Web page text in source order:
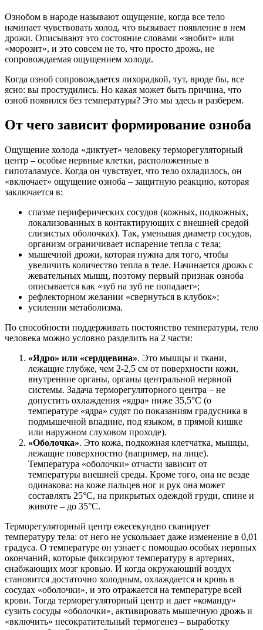
Ознобом в народе называют ощущение, когда все тело
начинает чувствовать холод, что вызывает появление в нем
дрожи. Описывают это состояние словами «знобит» или
«морозит», и это совсем не то, что просто дрожь, не
сопровождаемая ощущением холода.
Когда озноб сопровождается лихорадкой, тут, вроде бы, все
ясно: вы простудились. Но какая может быть причина, что
озноб появился без температуры? Это мы здесь и разберем.
От чего зависит формирование озноба
Ощущение холода «диктует» человеку терморегуляторный
центр – особые нервные клетки, расположенные в
гипоталамусе. Когда он чувствует, что тело охладилось, он
«включает» ощущение озноба – защитную реакцию, которая
заключается в:
спазме периферических сосудов (кожных, подкожных,
локализованных в контактирующих с внешней средой
слизистых оболочках). Так, уменьшая диаметр сосудов,
организм ограничивает испарение тепла с тела;
мышечной дрожи, которая нужна для того, чтобы
увеличить количество тепла в теле. Начинается дрожь с
жевательных мышц, поэтому первый признак озноба
описывается как «зуб на зуб не попадает»;
рефлекторном желании «свернуться в клубок»;
усилении метаболизма.
По способности поддерживать постоянство температуры, тело
человека можно условно разделить на 2 части:
«Ядро» или «сердцевина». Это мышцы и ткани,
лежащие глубже, чем 2-2,5 см от поверхности кожи,
внутренние органы, органы центральной нервной
системы. Задача терморегуляторного центра – не
допустить охлаждения «ядра» ниже 35,5°C (о
температуре «ядра» судят по показаниям градусника в
подмышечной впадине, под языком, в прямой кишке
или наружном слуховом проходе).
«Оболочка». Это кожа, подкожная клетчатка, мышцы,
лежащие поверхностно (например, на лице).
Температура «оболочки» отчасти зависит от
температуры внешней среды. Кроме того, она не везде
одинакова: на коже пальцев ног и рук она может
составлять 25°C, на прикрытых одеждой груди, спине и
животе – до 35°C.
Терморегуляторный центр ежесекундно сканирует
температуру тела: от него не ускользает даже изменение в 0,01
градуса. О температуре он узнает с помощью особых нервных
окончаний, которые фиксируют температуру в артериях,
снабжающих мозг кровью. И когда окружающий воздух
становится достаточно холодным, охлаждается и кровь в
сосудах «оболочки», и это отражается на температуре всей
крови. Тогда терморегуляторный центр и дает «команду»
сузить сосуды «оболочки», активировать мышечную дрожь и
«включить» несократительный термогенез – выработку